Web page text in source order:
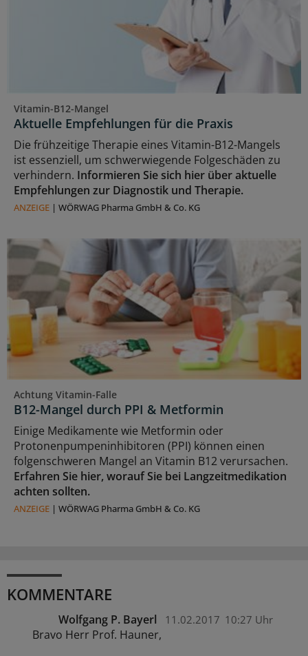
Vitamin-B12-Mangel
Aktuelle Empfehlungen für die Praxis
Die frühzeitige Therapie eines Vitamin-B12-Mangels
ist essenziell, um schwerwiegende Folgeschäden zu
verhindern. Informieren Sie sich hier über aktuelle
Empfehlungen zur Diagnostik und Therapie.
ANZEIGE | WÖRWAG Pharma GmbH & Co. KG
Achtung Vitamin-Falle
B12-Mangel durch PPI & Metformin
Einige Medikamente wie Metformin oder
Protonenpumpeninhibitoren (PPI) können einen
folgenschweren Mangel an Vitamin B12 verursachen.
Erfahren Sie hier, worauf Sie bei Langzeitmedikation
achten sollten.
ANZEIGE | WÖRWAG Pharma GmbH & Co. KG
KOMMENTARE
Wolfgang P. Bayerl 11.02.2017 10:27 Uhr
Bravo Herr Prof. Hauner,